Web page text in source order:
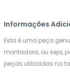
Informações
Esta é uma peça
montadora, ou seja,
peças utilizadas na